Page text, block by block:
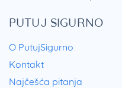
PUTUJ SIGURNO
O PutujSigurno
Kontakt
Najčešća pitanja